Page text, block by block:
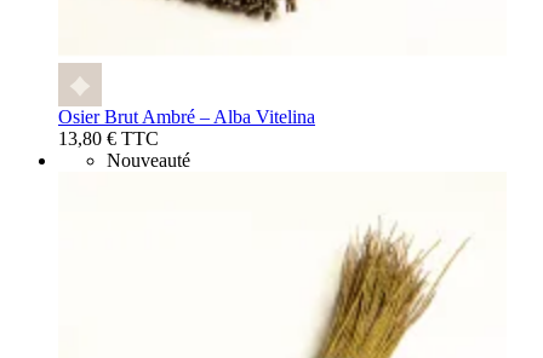
Osier Brut Ambré – Alba Vitelina
13,80 € TTC
Nouveauté